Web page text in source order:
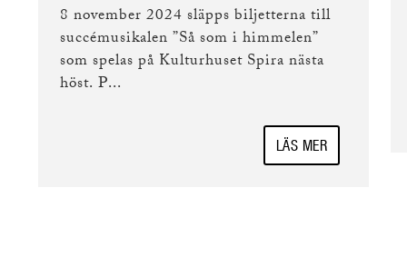
8 november 2024 släpps biljetterna till
succémusikalen ”Så som i himmelen”
som spelas på Kulturhuset Spira nästa
höst. P...
LÄS MER